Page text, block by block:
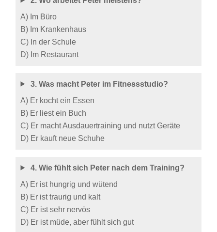
A) Im Büro
B) Im Krankenhaus
C) In der Schule
D) Im Restaurant
3. Was macht Peter im Fitnessstudio?
A) Er kocht ein Essen
B) Er liest ein Buch
C) Er macht Ausdauertraining und nutzt Geräte
D) Er kauft neue Schuhe
4. Wie fühlt sich Peter nach dem Training?
A) Er ist hungrig und wütend
B) Er ist traurig und kalt
C) Er ist sehr nervös
D) Er ist müde, aber fühlt sich gut